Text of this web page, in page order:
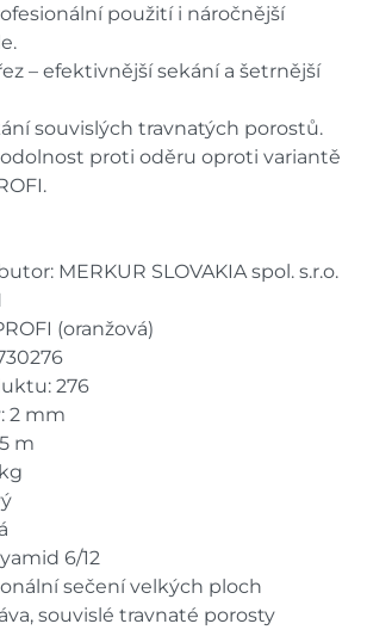
použití i náročnější
– efektivnější sekání a šetrnější
souvislých travnatých porostů.
odolnost proti oděru oproti variantě
MERKUR SLOVAKIA spol. s.r.o.
(oranžová)
276
2 mm
m
6/12
sečení velkých ploch
souvislé travnaté porosty